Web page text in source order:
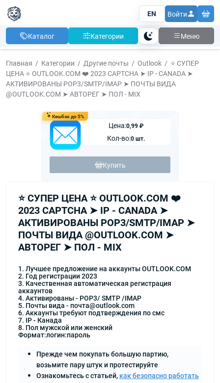
EN Войти
Каталог Категории Тема Меню
Главная Категории Другие почты Outlook
⭐️ СУПЕР
ЦЕНА ⭐️ OUTLOOK.COM ❤️ 2023 CAPTCHA ➤ IP - CANADA ➤
АКТИВИРОВАНЫ POP3/SMTP/IMAP ➤ ПОЧТЫ ВИДА
@OUTLOOK.COM ➤ АВТОРЕГ ➤ ПОЛ - MIX
Кешбэк до 5%
Цена:0,99 ₽
Кол-во:0 шт.
Купить
⭐️ СУПЕР ЦЕНА ⭐️ OUTLOOK.COM ❤️
2023 CAPTCHA ➤ IP - CANADA ➤
АКТИВИРОВАНЫ POP3/SMTP/IMAP ➤
ПОЧТЫ ВИДА @OUTLOOK.COM ➤
АВТОРЕГ ➤ ПОЛ - MIX
1. Лучшее предложение на аккаунты OUTLOOK.COM
2. Год регистрации 2023
3. Качественная автоматическая регистрация
аккаунтов
4. Активированы - POP3/ SMTP /IMAP
5. Почты вида - почта@outlook.com
6. Аккаунты требуют подтверждения по смс
7. IP - Канада
8. Пол мужской или женский
Формат:логин:пароль
Прежде чем покупать большую партию,
возьмите пару штук и протестируйте
Ознакомьтесь с статьей, как безопасно работать